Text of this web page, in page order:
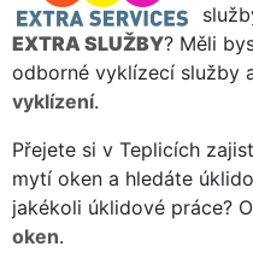
EXTRA SLUŽBY? Měli
odborné vyklízecí služby
vyklízení.
Přejete si v Teplicích
mytí oken a hledáte
jakékoli úklidové práce?
oken.